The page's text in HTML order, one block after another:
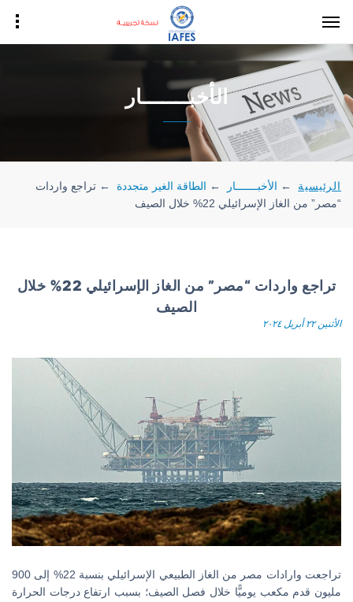
الأخبـــــــار
الرئيسية ← الأخبـــــــار ← الطاقة الغير متجددة ← تراجع واردات
“مصر” من الغاز الإسرائيلي 22% خلال الصيف
تراجع واردات “مصر” من الغاز الإسرائيلي 22% خلال
الصيف
الأثنين ٢٢ أبريل ٢٠٢٤
تراجعت وارادات مصر من الغاز الطبيعي الإسرائيلي بنسبة 22% إلى 900
مليون قدم مكعب يوميًّا خلال فصل الصيف؛ بسبب ارتفاع درجات الحرارة